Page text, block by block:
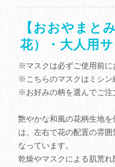
【おおやまと
花）・大人用
※マスクは必ずご使用前に
※こちらのマスクはミシン
※お好みの柄を選んでご注
艶やかな和風の花柄生地
は、左右で花の配置の雰
なっています。
乾燥やマスクによる肌荒